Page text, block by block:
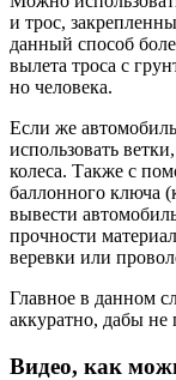
и трос,
данный способ
вылета троса с
но человека.
Если же
использовать
колеса. Также с
баллонного ключа
вывести
прочности
веревки или
Главное в данном
аккуратно, дабы
Видео, как